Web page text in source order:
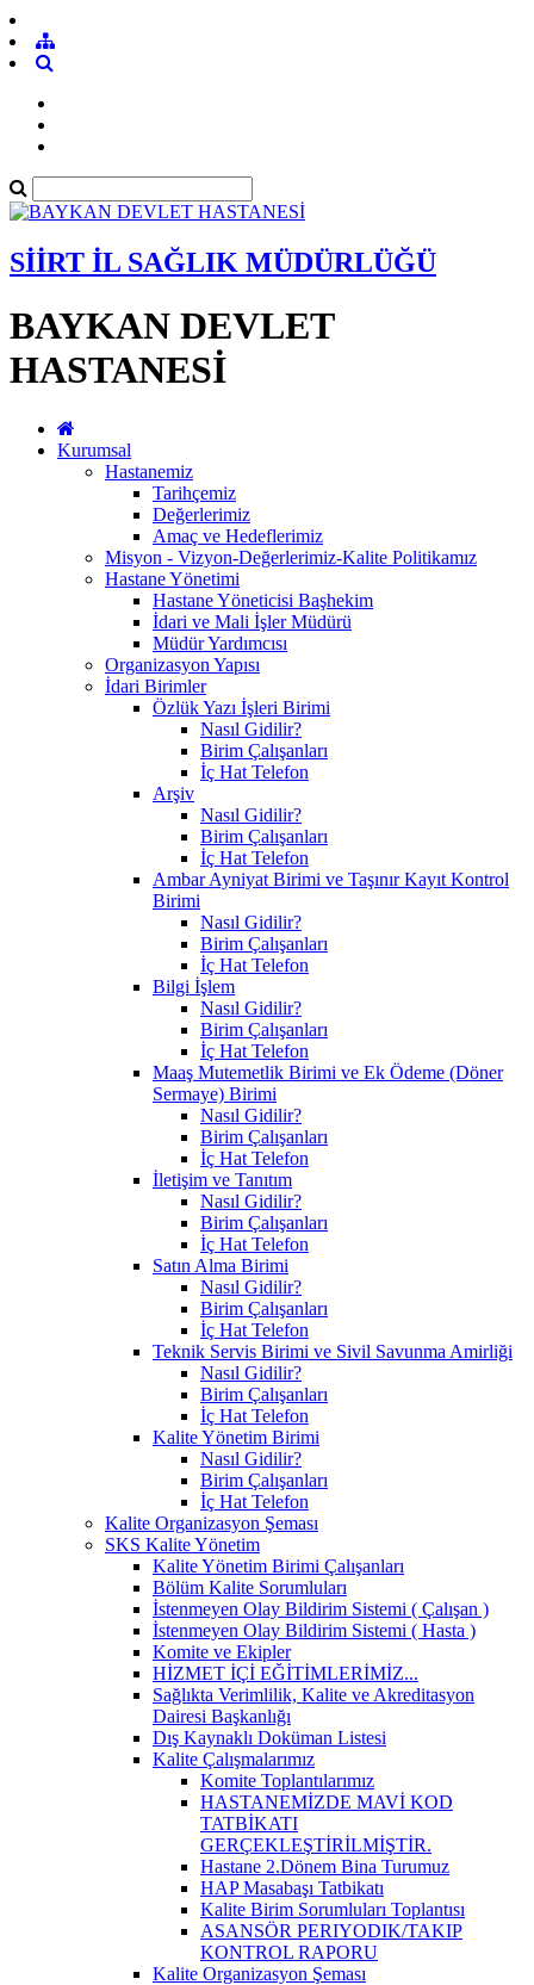
SİİRT İL SAĞLIK MÜDÜRLÜĞÜ
BAYKAN DEVLET
HASTANESİ
Kurumsal
Hastanemiz
Tarihçemiz
Değerlerimiz
Amaç ve Hedeflerimiz
Misyon - Vizyon-Değerlerimiz-Kalite Politikamız
Hastane Yönetimi
Hastane Yöneticisi Başhekim
İdari ve Mali İşler Müdürü
Müdür Yardımcısı
Organizasyon Yapısı
İdari Birimler
Özlük Yazı İşleri Birimi
Nasıl Gidilir?
Birim Çalışanları
İç Hat Telefon
Arşiv
Nasıl Gidilir?
Birim Çalışanları
İç Hat Telefon
Ambar Ayniyat Birimi ve Taşınır Kayıt Kontrol
Birimi
Nasıl Gidilir?
Birim Çalışanları
İç Hat Telefon
Bilgi İşlem
Nasıl Gidilir?
Birim Çalışanları
İç Hat Telefon
Maaş Mutemetlik Birimi ve Ek Ödeme (Döner
Sermaye) Birimi
Nasıl Gidilir?
Birim Çalışanları
İç Hat Telefon
İletişim ve Tanıtım
Nasıl Gidilir?
Birim Çalışanları
İç Hat Telefon
Satın Alma Birimi
Nasıl Gidilir?
Birim Çalışanları
İç Hat Telefon
Teknik Servis Birimi ve Sivil Savunma Amirliği
Nasıl Gidilir?
Birim Çalışanları
İç Hat Telefon
Kalite Yönetim Birimi
Nasıl Gidilir?
Birim Çalışanları
İç Hat Telefon
Kalite Organizasyon Şeması
SKS Kalite Yönetim
Kalite Yönetim Birimi Çalışanları
Bölüm Kalite Sorumluları
İstenmeyen Olay Bildirim Sistemi ( Çalışan )
İstenmeyen Olay Bildirim Sistemi ( Hasta )
Komite ve Ekipler
HİZMET İÇİ EĞİTİMLERİMİZ...
Sağlıkta Verimlilik, Kalite ve Akreditasyon
Dairesi Başkanlığı
Dış Kaynaklı Doküman Listesi
Kalite Çalışmalarımız
Komite Toplantılarımız
HASTANEMİZDE MAVİ KOD
TATBİKATI
GERÇEKLEŞTİRİLMİŞTİR.
Hastane 2.Dönem Bina Turumuz
HAP Masabaşı Tatbikatı
Kalite Birim Sorumluları Toplantısı
ASANSÖR PERIYODIK/TAKIP
KONTROL RAPORU
Kalite Organizasyon Şeması